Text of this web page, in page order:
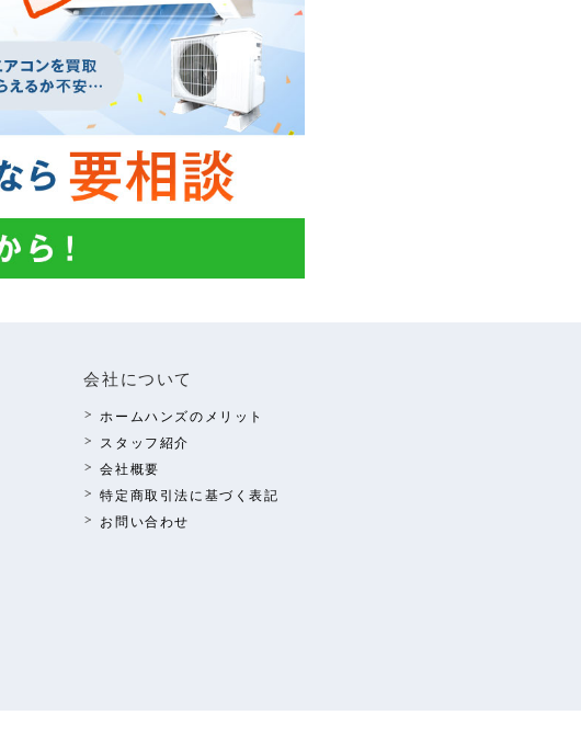
会社について
ホームハンズのメリット
スタッフ紹介
会社概要
特定商取引法に基づく表記
お問い合わせ